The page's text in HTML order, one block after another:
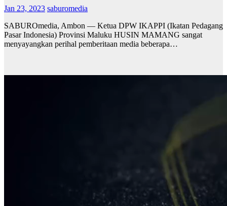
Jan 23, 2023 saburomedia
SABUROmedia, Ambon — Ketua DPW IKAPPI (Ikatan Pedagang
Pasar Indonesia) Provinsi Maluku HUSIN MAMANG sangat
menyayangkan perihal pemberitaan media beberapa…